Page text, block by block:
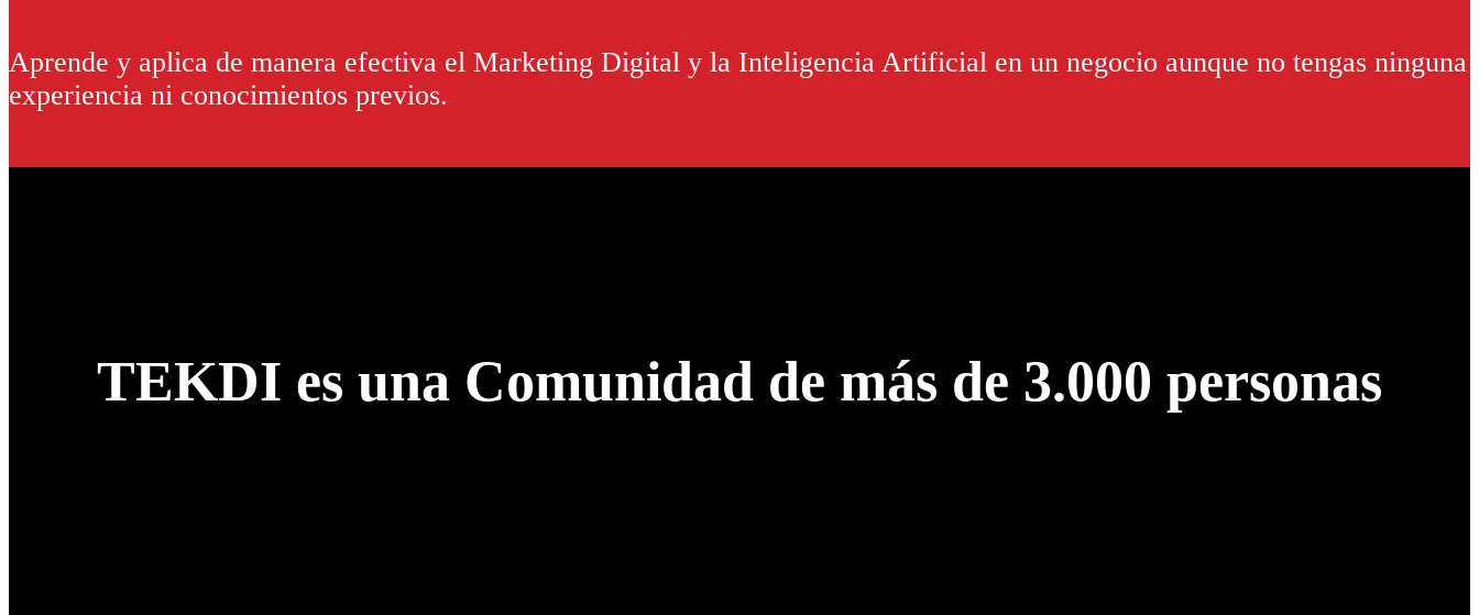
Aprende y aplica de manera efectiva el Marketing Digital y la Inteligencia Artificial en un negocio aunque no tengas ninguna
experiencia ni conocimientos previos.
TEKDI es una Comunidad de más de 3.000 personas